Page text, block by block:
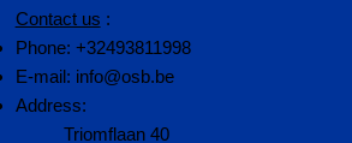
Contact us :
Phone: +32493811998
E-mail: info@osb.be
Address:
Triomflaan 40